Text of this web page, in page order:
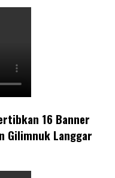
16 Banner
Gilimnuk Langgar